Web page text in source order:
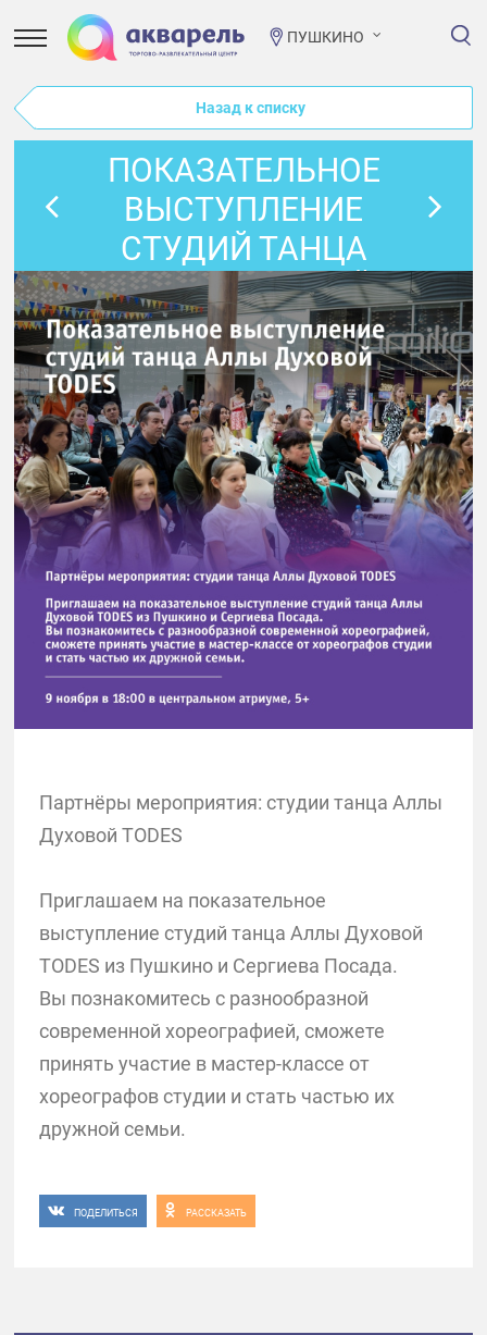
ПУШКИНО
Назад к списку
ПОКАЗАТЕЛЬНОЕ
ВЫСТУПЛЕНИЕ
СТУДИЙ ТАНЦА
АЛЛЫ ДУХОВОЙ
TODES
Партнёры мероприятия: студии танца Аллы
Духовой TODES
Приглашаем на показательное
выступление студий танца Аллы Духовой
TODES из Пушкино и Сергиева Посада.
Вы познакомитесь с разнообразной
современной хореографией, сможете
принять участие в мастер-классе от
хореографов студии и стать частью их
дружной семьи.
ПОДЕЛИТЬСЯ РАССКАЗАТЬ